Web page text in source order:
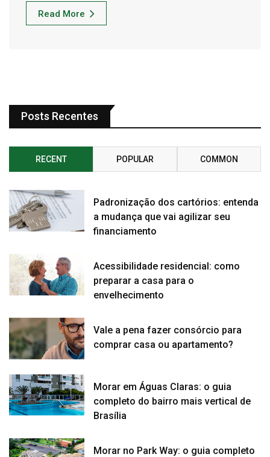
Read More
Posts Recentes
RECENT POPULAR COMMON
Padronização dos cartórios: entenda
a mudança que vai agilizar seu
financiamento
Acessibilidade residencial: como
preparar a casa para o
envelhecimento
Vale a pena fazer consórcio para
comprar casa ou apartamento?
Morar em Águas Claras: o guia
completo do bairro mais vertical de
Brasília
Morar no Park Way: o guia completo